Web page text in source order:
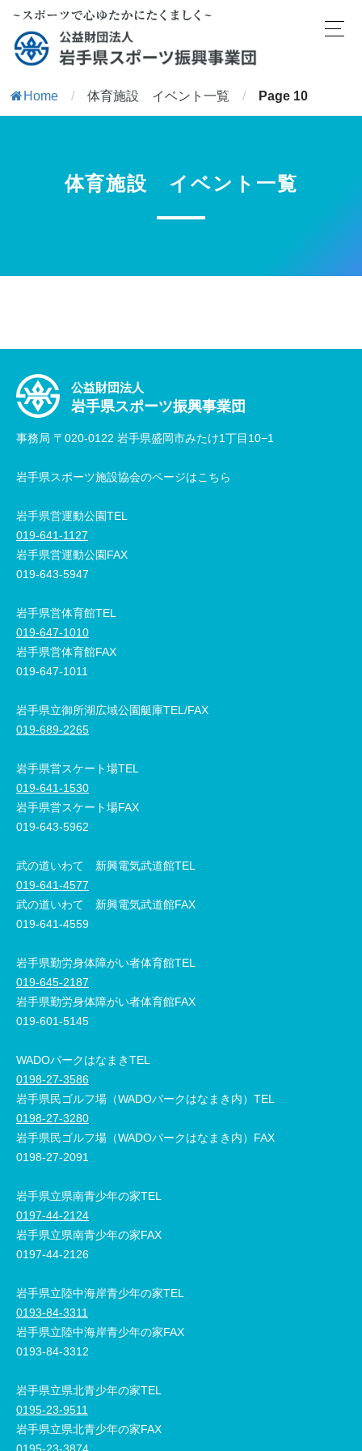
Home / 体育施設 イベント一覧 / Page 10
体育施設 イベント一覧
公益財団法人
岩手県スポーツ振興事業団
事務局 〒020-0122 岩手県盛岡市みたけ1丁目10−1
岩手県スポーツ施設協会のページはこちら
岩手県営運動公園TEL
019-641-1127
岩手県営運動公園FAX
019-643-5947
岩手県営体育館TEL
019-647-1010
岩手県営体育館FAX
019-647-1011
岩手県立御所湖広域公園艇庫TEL/FAX
019-689-2265
岩手県営スケート場TEL
019-641-1530
岩手県営スケート場FAX
019-643-5962
武の道いわて 新興電気武道館TEL
019-641-4577
武の道いわて 新興電気武道館FAX
019-641-4559
岩手県勤労身体障がい者体育館TEL
019-645-2187
岩手県勤労身体障がい者体育館FAX
019-601-5145
WADOパークはなまきTEL
0198-27-3586
岩手県民ゴルフ場（WADOパークはなまき内）TEL
0198-27-3280
岩手県民ゴルフ場（WADOパークはなまき内）FAX
0198-27-2091
岩手県立県南青少年の家TEL
0197-44-2124
岩手県立県南青少年の家FAX
0197-44-2126
岩手県立陸中海岸青少年の家TEL
0193-84-3311
岩手県立陸中海岸青少年の家FAX
0193-84-3312
岩手県立県北青少年の家TEL
0195-23-9511
岩手県立県北青少年の家FAX